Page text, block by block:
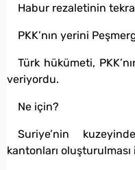
Habur rezaletinin
PKK’nın yerini
Türk hükümeti,
veriyordu.
Ne için?
Suriye’nin
kantonları oluşturulması